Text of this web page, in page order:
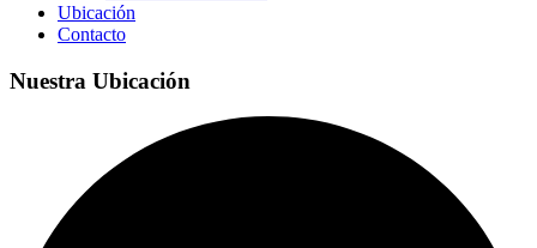
Ubicación
Contacto
Nuestra Ubicación